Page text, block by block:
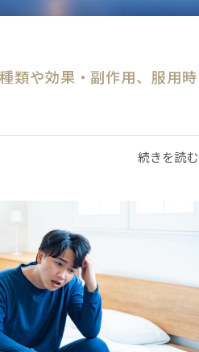
類や効果・副作用、服用時
続きを読む